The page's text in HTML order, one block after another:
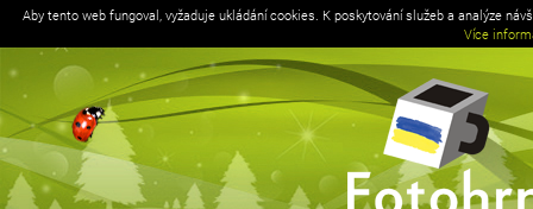
Aby tento web fungoval, vyžaduje ukládání cookies. K poskytování služeb a analýze
Více